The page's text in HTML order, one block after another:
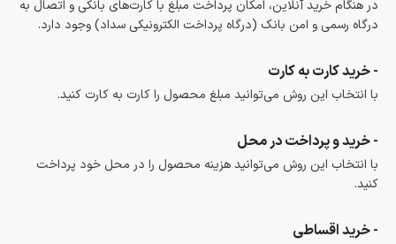
در هنگام خرید آنلاین، امکان پرداخت مبلغ با کارت‌های بانکی و اتصال به
درگاه رسمی و امن بانک (درگاه پرداخت الکترونیکی سداد) وجود دارد.
- خرید کارت به کارت
با انتخاب این روش می‌توانید مبلغ محصول را کارت به کارت کنید.
- خرید و پرداخت در محل
با انتخاب این روش می‌توانید هزینه محصول را در محل خود پرداخت
کنید.
- خرید اقساطی